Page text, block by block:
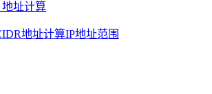
地址计算
地址计算IP地址范围